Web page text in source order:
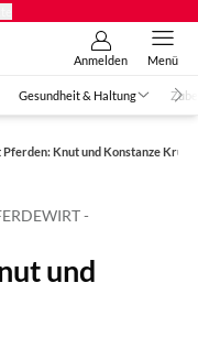
Anmelden Menü
Gesundheit & Haltung
Pferden: Knut und Konstanze
-
und